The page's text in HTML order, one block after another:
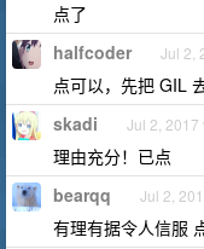
点了
halfcoder Jul 2,
点可以，先把 GIL
skadi Jul 2, 2017
理由充分！已点
bearqq Jul 2,
有理有据令人信服